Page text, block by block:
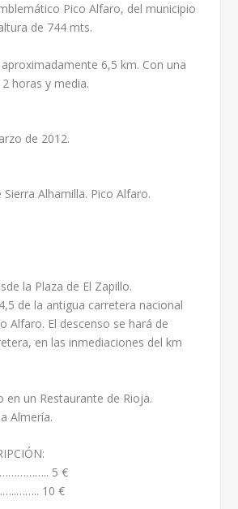
Pico Alfaro, del municipio
de 744 mts.
6,5 km. Con una
horas y media.
de 2012.
Alhamilla. Pico Alfaro.
la Plaza de El Zapillo.
de la antigua carretera nacional
Alfaro. El descenso se hará de
en las inmediaciones del km
en un Restaurante de Rioja.
Almería.
…………….. 5 €
10 €